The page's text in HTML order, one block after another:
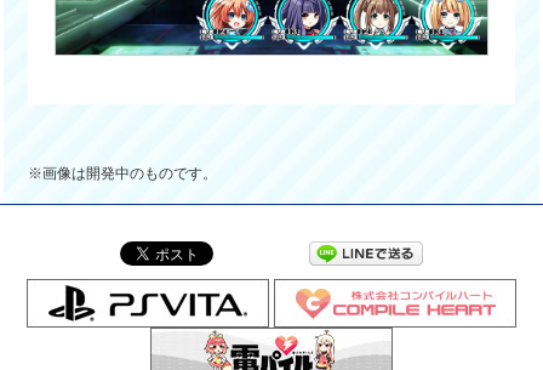
※画像は開発中のものです。